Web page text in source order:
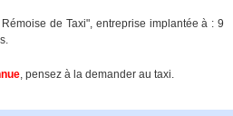
de Taxi", entreprise implantée à : 9
, pensez à la demander au taxi.